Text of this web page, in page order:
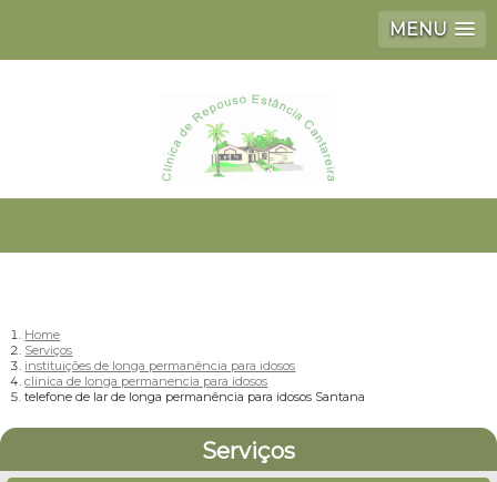
MENU
Home
Serviços
instituições de longa permanência para idosos
clinica de longa permanencia para idosos
telefone de lar de longa permanência para idosos Santana
Serviços